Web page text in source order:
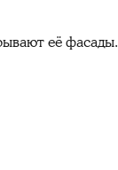
её фасады.